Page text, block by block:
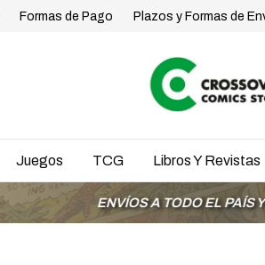
Formas de Pago Plazos y Formas de
Juegos TCG Libros Y Revistas
ENVÍOS A TODO EL PAÍS Y EL